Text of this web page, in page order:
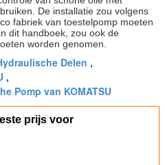
De installatie zou volgens
fabriek van toestelpomp moeten
dit handboek, zou ook de
worden genomen.
Delen ,
,
Pomp van KOMATSU
prijs voor